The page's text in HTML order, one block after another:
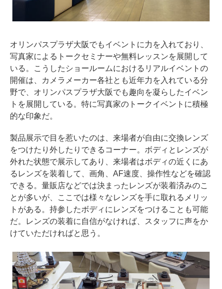
オリンパスプラザ大阪でもイベントに力を入れており、
写真家によるトークセミナーや無料レッスンを展開して
いる。こうしたショールームにおけるリアルイベントの
開催は、カメラメーカー各社とも近年力を入れている分
野で、オリンパスプラザ大阪でも趣向を凝らしたイベン
トを展開している。特に写真家のトークイベントに積極
的な印象だ。
製品展示で目を惹いたのは、来場者が自由に交換レンズ
をつけたり外したりできるコーナー。ボディとレンズが
外れた状態で展示してあり、来場者はボディの近くにあ
るレンズを装着して、画角、AF速度、操作性などを確認
できる。量販店などでは決まったレンズが装着済みのこ
とが多いが、ここでは様々なレンズを手に取れるメリッ
トがある。持参したボディにレンズをつけることも可能
だ。レンズの装着に自信がなければ、スタッフに声をか
けていただければと思う。